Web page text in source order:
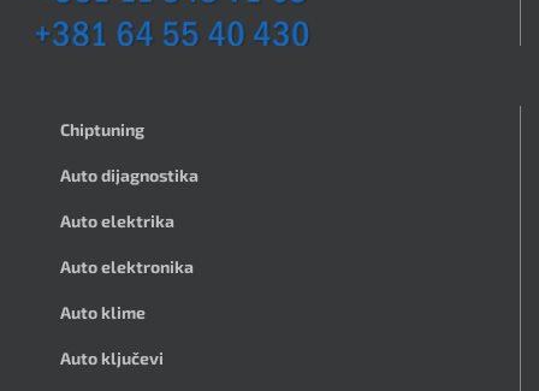
Chiptuning
Auto dijagnostika
Auto elektrika
Auto elektronika
Auto klime
Auto ključevi